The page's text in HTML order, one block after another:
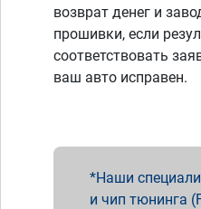
возврат денег и
прошивки, если
соответствовать
ваш авто исправен.
Наши
и чип тюнинга